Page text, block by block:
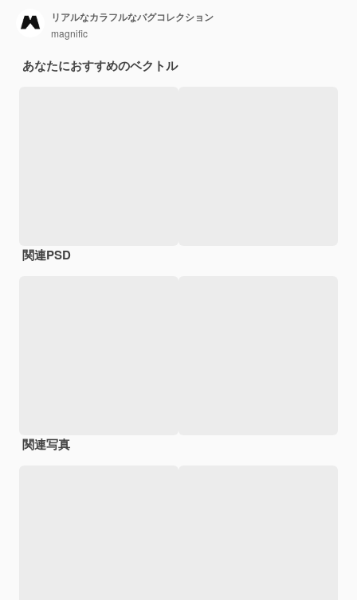
リアルなカラフルなバグコレクション
magnific
あなたにおすすめのベクトル
関連PSD
関連写真